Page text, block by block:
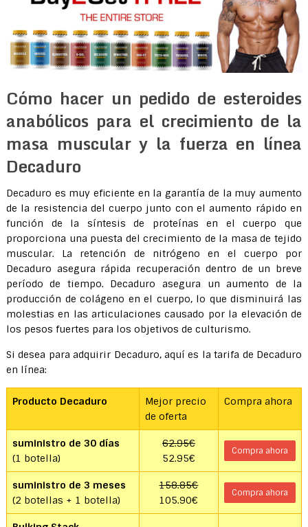
Cómo hacer un pedido de esteroides
anabólicos para el crecimiento de la
masa muscular y la fuerza en línea
Decaduro
Decaduro es muy eficiente en la garantía de la muy aumento
de la resistencia del cuerpo junto con el aumento rápido en
función de la síntesis de proteínas en el cuerpo que
proporciona una puesta del crecimiento de la masa de tejido
muscular. La retención de nitrógeno en el cuerpo por
Decaduro asegura rápida recuperación dentro de un breve
período de tiempo. Decaduro asegura un aumento de la
producción de colágeno en el cuerpo, lo que disminuirá las
molestias en las articulaciones causado por la elevación de
los pesos fuertes para los objetivos de culturismo.
Si desea para adquirir Decaduro, aquí es la tarifa de Decaduro
en línea:
Producto Decaduro
Mejor precio
de oferta
Compra ahora
suministro de 30 días
(1 botella)
62.95€
52.95€
Compra ahora
suministro de 3 meses
(2 botellas + 1 botella)
158.85€
105.90€
Compra ahora